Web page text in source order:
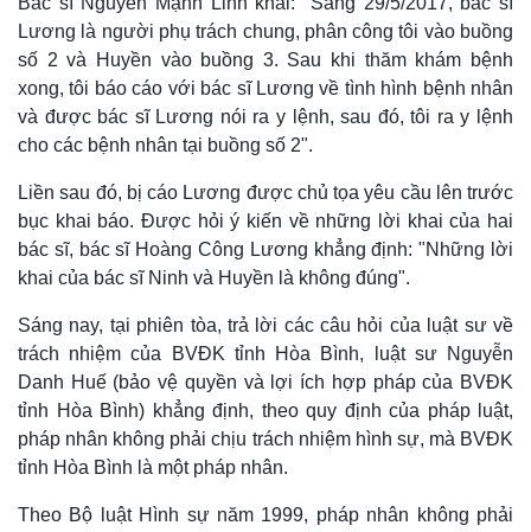
Thế giới
Quan sát
Cuộc sống đó đây
Multimedia
Video
Ảnh
Infographic
Lương là người phụ trách chung, phân công tôi vào buồng
số 2 và Huyền vào buồng 3. Sau khi thăm khám bệnh
xong, tôi báo cáo với bác sĩ Lương về tình hình bệnh nhân
và được bác sĩ Lương nói ra y lệnh, sau đó, tôi ra y lệnh
cho các bệnh nhân tại buồng số 2".
Liền sau đó, bị cáo Lương được chủ tọa yêu cầu lên trước
bục khai báo. Được hỏi ý kiến về những lời khai của hai
bác sĩ, bác sĩ Hoàng Công Lương khẳng định: "Những lời
khai của bác sĩ Ninh và Huyền là không đúng".
Sáng nay, tại phiên tòa, trả lời các câu hỏi của luật sư về
trách nhiệm của BVĐK tỉnh Hòa Bình, luật sư Nguyễn
Danh Huế (bảo vệ quyền và lợi ích hợp pháp của BVĐK
tỉnh Hòa Bình) khẳng định, theo quy định của pháp luật,
pháp nhân không phải chịu trách nhiệm hình sự, mà BVĐK
tỉnh Hòa Bình là một pháp nhân.
Theo Bộ luật Hình sự năm 1999, pháp nhân không phải